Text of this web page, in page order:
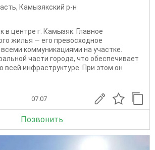
, Камызякский р-н
в центре г. Камызяк. Главное
жилья — его превосходное
коммуникациями на участке.
части города, что обеспечивает
всей инфраструктуре. При этом он
07.07
Позвонить